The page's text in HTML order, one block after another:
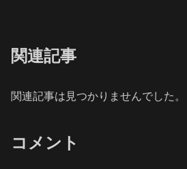
関連記事
関連記事は見つかりませんでした。
コメント